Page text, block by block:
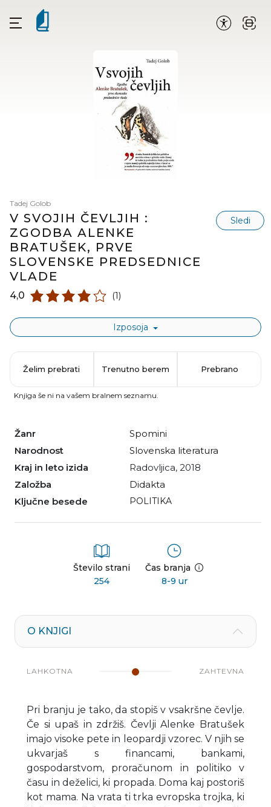
Tadej Golob
V SVOJIH ČEVLJIH :
ZGODBA ALENKE
BRATUŠEK, PRVE
SLOVENSKE PREDSEDNICE
VLADE
Sledi
4,0 (1)
Izposoja
Žanr
spomini
Narodnost
slovenska literatura
Kraj in leto izida
Radovljica, 2018
Založba
Didakta
Ključne besede
POLITIKA
Število strani
254
Čas branja
8-9 ur
Želim prebrati Trenutno berem Prebrano
Knjiga še ni na vašem bralnem seznamu.
O KNJIGI
LAHKOTNA ZAHTEVNA
Pri branju je tako, da stopiš v vsakršne čevlje.
Če si upaš in zdržiš. Čevlji Alenke Bratušek
imajo visoke pete in leopardji vzorec. V njih se
ukvarjaš s financami, bankami,
gospodarstvom, proračunom in politiko v
času in deželici, ki propada. Doma kaj postoriš
kot mama. Na vrata ti trka evropska trojka, ki